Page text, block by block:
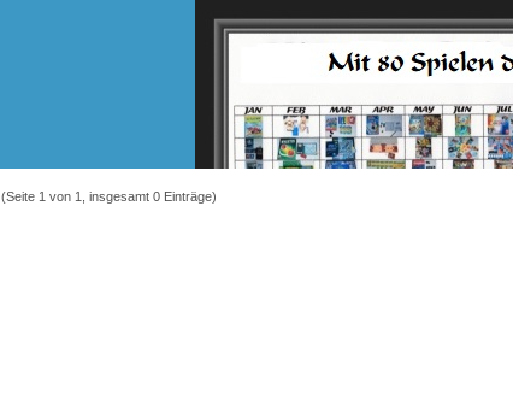
(Seite 1 von 1, insgesamt 0 Einträge)